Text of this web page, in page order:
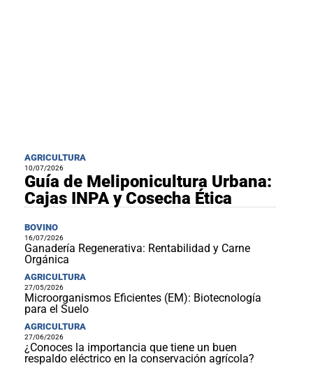
AGRICULTURA
10/07/2026
Guía de Meliponicultura Urbana:
Cajas INPA y Cosecha Ética
BOVINO
16/07/2026
Ganadería Regenerativa: Rentabilidad y Carne
Orgánica
AGRICULTURA
27/05/2026
Microorganismos Eficientes (EM): Biotecnología
para el Suelo
AGRICULTURA
27/06/2026
¿Conoces la importancia que tiene un buen
respaldo eléctrico en la conservación agrícola?